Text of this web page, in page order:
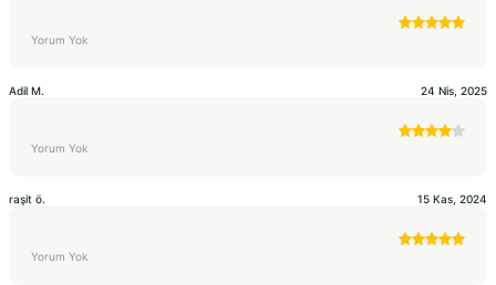
Yorum Yok
Adil M. 24 Nis, 2025
Yorum Yok
raşit ö. 15 Kas, 2024
Yorum Yok